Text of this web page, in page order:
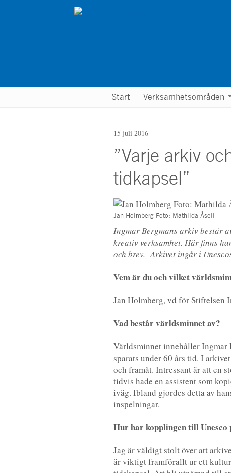
Start Verksamhetsområden
15 juli 2016
”Varje arkiv
tidkapsel”
Jan Holmberg Foto: Mathilda Åsell
Ingmar Bergmans arkiv består
kreativ verksamhet. Här finns
och brev.Arkivet ingår i
Vem är du och vilket
Jan Holmberg, vd för Stiftelsen
Vad består världsminnet av?
Världsminnet innehåller Ingmar
sparats under 60 års tid. I
och framåt. Intressant är att en
tidvis hade en assistent som
iväg. Ibland gjordes detta av
inspelningar.
Hur har kopplingen till
Jag är väldigt stolt över att
är viktigt framförallt ur ett